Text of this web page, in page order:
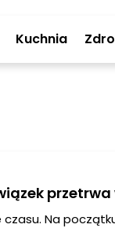
Kuchnia
Na